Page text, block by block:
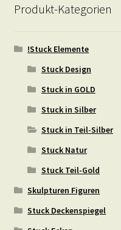
Produkt-Kategorien
!Stuck Elemente
Stuck Design
Stuck in GOLD
Stuck in Silber
Stuck in Teil-Silber
Stuck Natur
Stuck Teil-Gold
Skulpturen Figuren
Stuck Deckenspiegel